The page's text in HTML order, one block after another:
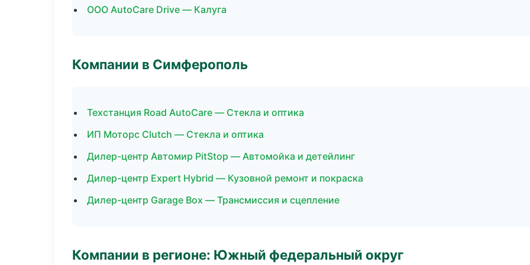
ООО AutoCare Drive — Калуга
Компании в Симферополь
Техстанция Road AutoCare — Стекла и оптика
ИП Моторс Clutch — Стекла и оптика
Дилер-центр Автомир PitStop — Автомойка и детейлинг
Дилер-центр Expert Hybrid — Кузовной ремонт и покраска
Дилер-центр Garage Box — Трансмиссия и сцепление
Компании в регионе: Южный федеральный округ